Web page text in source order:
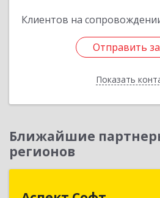
Клиентов на
Отправить
Показать
Отправить
Назад
Ближайшие
регионов